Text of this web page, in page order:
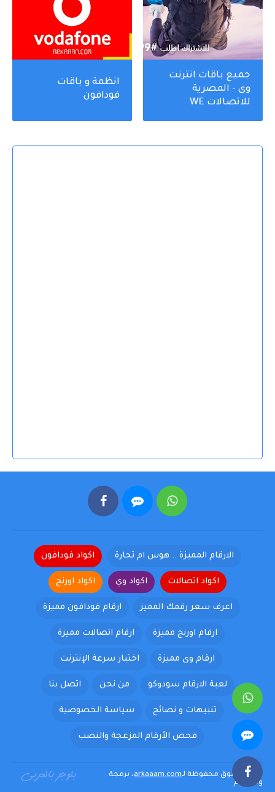
جميع باقات انترنت
وى - المصرية
للاتصالات WE
انظمة و باقات
فودافون
الارقام المميزة ...هوس ام تجارة اكواد فودافون
اكواد اتصالات اكواد وي اكواد اورنج
اعرف سعر رقمك المميز ارقام فودافون مميزة
ارقام اورنج مميزة ارقام اتصالات مميزة
ارقام وى مميزة اختبار سرعة الإنترنت
لعبة الارقام سودوكو من نحن اتصل بنا
تنبيهات و نصائح سياسة الخصوصية
فحص الأرقام المزعجة والنصب
كافة الحقوق محفوظة لـarkaaam.com، برمجة
وتصميم